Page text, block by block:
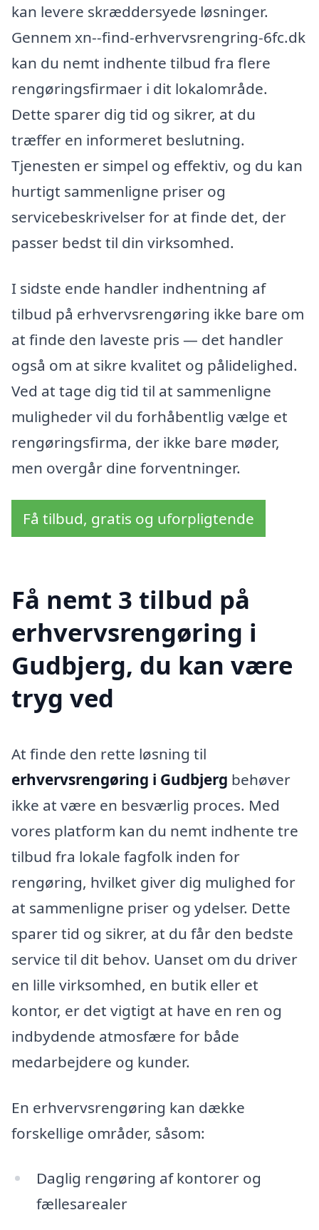
kan levere skræddersyede løsninger.
Gennem xn--find-erhvervsrengring-6fc.dk
kan du nemt indhente tilbud fra flere
rengøringsfirmaer i dit lokalområde.
Dette sparer dig tid og sikrer, at du
træffer en informeret beslutning.
Tjenesten er simpel og effektiv, og du kan
hurtigt sammenligne priser og
servicebeskrivelser for at finde det, der
passer bedst til din virksomhed.
I sidste ende handler indhentning af
tilbud på erhvervsrengøring ikke bare om
at finde den laveste pris — det handler
også om at sikre kvalitet og pålidelighed.
Ved at tage dig tid til at sammenligne
muligheder vil du forhåbentlig vælge et
rengøringsfirma, der ikke bare møder,
men overgår dine forventninger.
Få tilbud, gratis og uforpligtende
Få nemt 3 tilbud på
erhvervsrengøring i
Gudbjerg, du kan være
tryg ved
At finde den rette løsning til
erhvervsrengøring i Gudbjerg behøver
ikke at være en besværlig proces. Med
vores platform kan du nemt indhente tre
tilbud fra lokale fagfolk inden for
rengøring, hvilket giver dig mulighed for
at sammenligne priser og ydelser. Dette
sparer tid og sikrer, at du får den bedste
service til dit behov. Uanset om du driver
en lille virksomhed, en butik eller et
kontor, er det vigtigt at have en ren og
indbydende atmosfære for både
medarbejdere og kunder.
En erhvervsrengøring kan dække
forskellige områder, såsom:
Daglig rengøring af kontorer og
fællesarealer